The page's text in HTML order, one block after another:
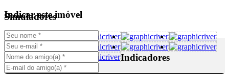
Indicar este imóvel
Simuladores
Indicadores